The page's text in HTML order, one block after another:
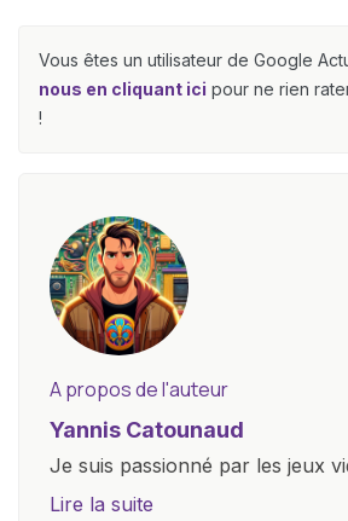
Vous êtes un utilisateur de Google
nous en cliquant ici pour ne rien
!
A propos de l'auteur
Yannis Catounaud
Je suis passionné par les jeux
plus jeune âge. Mon amour
Lire la suite